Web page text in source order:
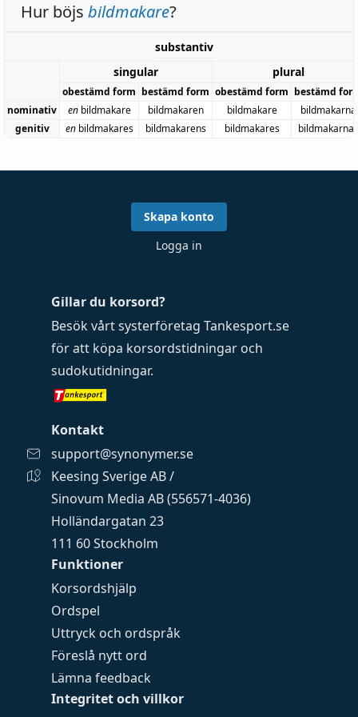
Hur böjs bildmakare?
substantiv
singular
plural
obestämd form bestämd form obestämd form bestämd
nominativ
enbildmakare bildmakaren bildmakare
bildmakarna
genitiv
enbildmakares bildmakarens bildmakares bildmakarnas
Funktioner
Korsordshjälp
Ordspel
Uttryck och ordspråk
Föreslå nytt ord
Lämna feedback
Integritet och villkor
Gillar du korsord?
Besök vårt systerföretag Tankesport.se
för att köpa korsordstidningar och
sudokutidningar.
Kontakt
support@synonymer.se
Keesing Sverige AB /
Sinovum Media AB (556571-4036)
Holländargatan 23
111 60 Stockholm
Skapa konto
Logga in